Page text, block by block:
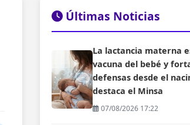
Últimas Noticias
La lactancia materna
vacuna del bebé y
defensas desde el
destaca el Minsa
07/08/2026 17:22